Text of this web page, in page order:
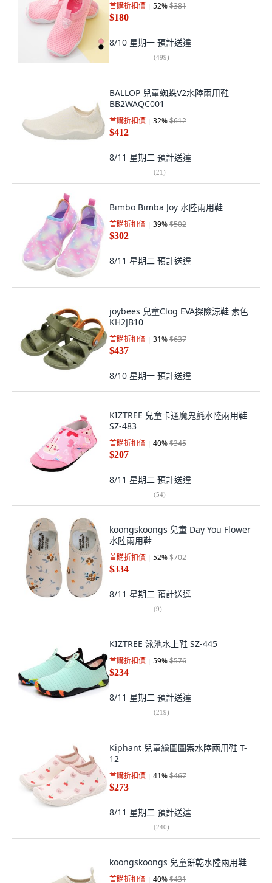
首購折扣價 52%$381
$180
8/10 星期一 預計送達
(499)
BALLOP 兒童蜘蛛V2水陸兩用鞋
BB2WAQC001
首購折扣價 32%$612
$412
8/11 星期二 預計送達
(21)
Bimbo Bimba Joy 水陸兩用鞋
首購折扣價 39%$502
$302
8/11 星期二 預計送達
joybees 兒童Clog EVA探險涼鞋 素色
KH2JB10
首購折扣價 31%$637
$437
8/10 星期一 預計送達
KIZTREE 兒童卡通魔鬼氈水陸兩用鞋
SZ-483
首購折扣價 40%$345
$207
8/11 星期二 預計送達
(54)
koongskoongs 兒童 Day You Flower
水陸兩用鞋
首購折扣價 52%$702
$334
8/11 星期二 預計送達
(9)
KIZTREE 泳池水上鞋 SZ-445
首購折扣價 59%$576
$234
8/11 星期二 預計送達
(219)
Kiphant 兒童繪圖圖案水陸兩用鞋 T-
12
首購折扣價 41%$467
$273
8/11 星期二 預計送達
(240)
koongskoongs 兒童餅乾水陸兩用鞋
首購折扣價 40%$431